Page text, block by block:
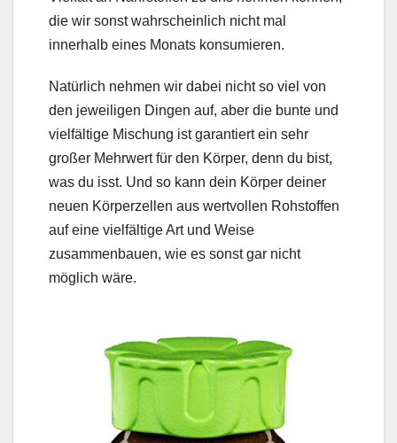
die wir sonst wahrscheinlich nicht mal
innerhalb eines Monats konsumieren.
Natürlich nehmen wir dabei nicht so viel von
den jeweiligen Dingen auf, aber die bunte und
vielfältige Mischung ist garantiert ein sehr
großer Mehrwert für den Körper, denn du bist,
was du isst. Und so kann dein Körper deiner
neuen Körperzellen aus wertvollen Rohstoffen
auf eine vielfältige Art und Weise
zusammenbauen, wie es sonst gar nicht
möglich wäre.